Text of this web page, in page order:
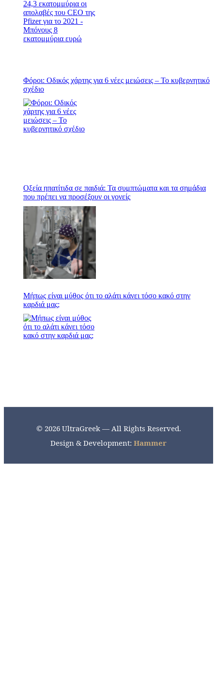
Φόροι: Οδικός χάρτης για 6 νέες μειώσεις – Το κυβερνητικό
σχέδιο
Οξεία ηπατίτιδα σε παιδιά: Τα συμπτώματα και τα σημάδια
που πρέπει να προσέξουν οι γονείς
Μήπως είναι μύθος ότι το αλάτι κάνει τόσο κακό στην
καρδιά μας;
© 2026 UltraGreek — All Rights Reserved.
Design & Development: Hammer